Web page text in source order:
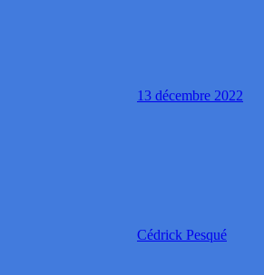
13 décembre 2022
Cédrick Pesqué